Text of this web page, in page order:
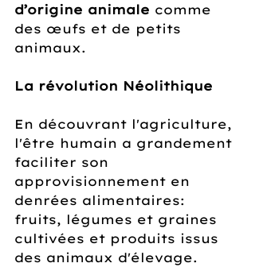
d’origine animale comme
des œufs et de petits
animaux.
La révolution Néolithique
En découvrant l'agriculture,
l'être humain a grandement
faciliter son
approvisionnement en
denrées alimentaires:
fruits, légumes et graines
cultivées et produits issus
des animaux d'élevage.